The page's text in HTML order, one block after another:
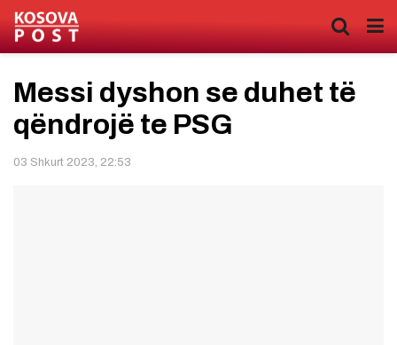
Messi dyshon se duhet të
qëndrojë te PSG
03 Shkurt 2023, 22:53